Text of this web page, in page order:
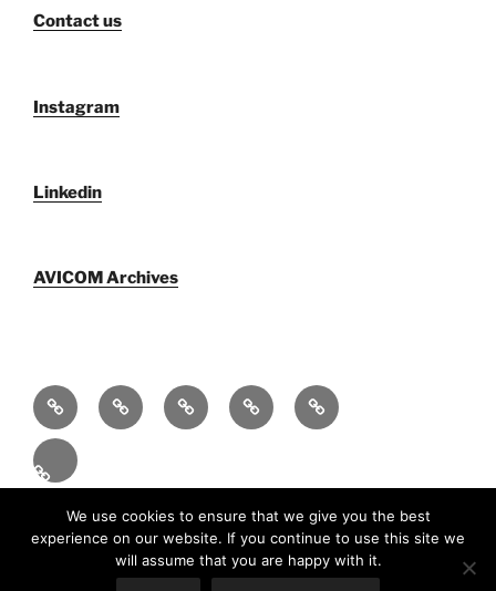
Contact us
Instagram
Linkedin
AVICOM Archives
Qui
sommes-
nous
F@IMP
2.0
LE
FESTIVAL
INTERNATIONAL
DU
AVICOM
Archives
PublicationsAVICOM
Activities
Fr
Fièrement propulsé par WordPress
We use cookies to ensure that we give you the best
experience on our website. If you continue to use this site we
will assume that you are happy with it.